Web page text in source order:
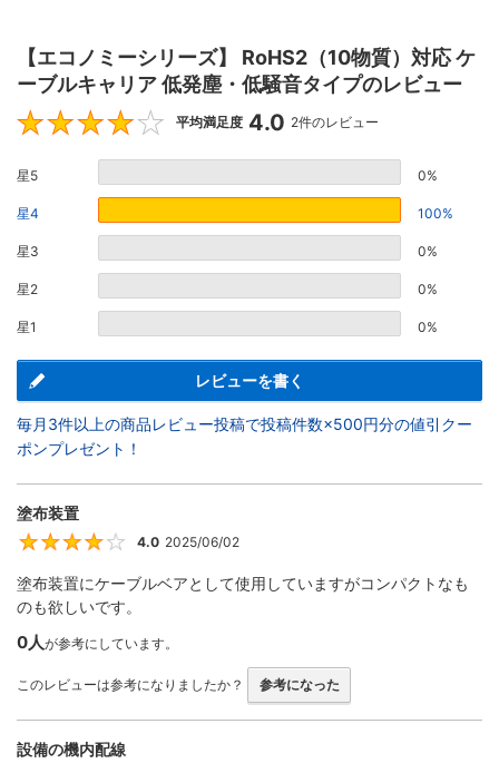
【エコノミーシリーズ】 RoHS2（10物質）対応 ケ
ーブルキャリア 低発塵・低騒音タイプのレビュー
4
平均満足度 4.0 2件のレビュー
星5 0%
星4 100%
星3 0%
星2 0%
星1 0%
レビューを書く
毎月3件以上の商品レビュー投稿で投稿件数×500円分の値引クー
ポンプレゼント！
塗布装置
4
4.0 2025/06/02
塗布装置にケーブルベアとして使用していますがコンパクトなも
のも欲しいです。
0人が参考にしています。
このレビューは参考になりましたか？ 参考になった
設備の機内配線